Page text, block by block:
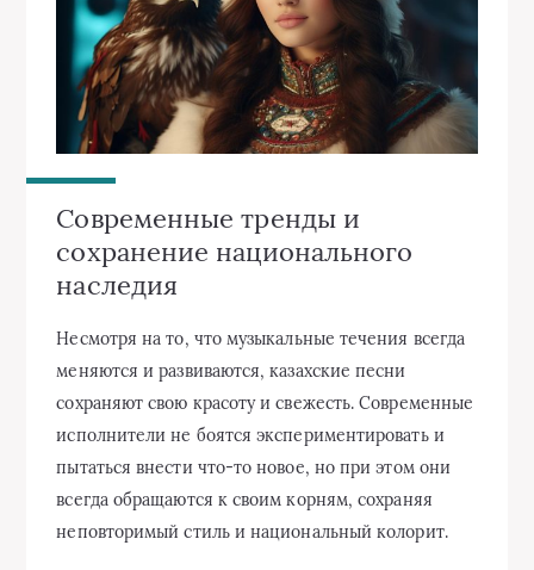
Современные тренды и
сохранение национального
наследия
Несмотря на то, что музыкальные течения всегда
меняются и развиваются, казахские песни
сохраняют свою красоту и свежесть. Современные
исполнители не боятся экспериментировать и
пытаться внести что-то новое, но при этом они
всегда обращаются к своим корням, сохраняя
неповторимый стиль и национальный колорит.